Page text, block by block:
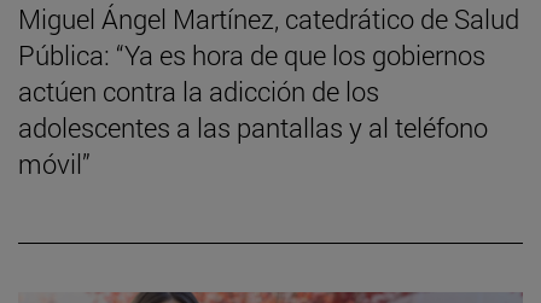
Miguel Ángel Martínez, catedrático de Salud
Pública: “Ya es hora de que los gobiernos
actúen contra la adicción de los
adolescentes a las pantallas y al teléfono
móvil”